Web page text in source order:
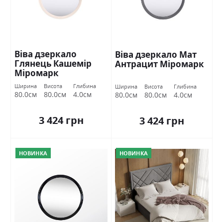
Віва дзеркало
Глянець Кашемір
Міромарк
Ширина
80.0см
Висота
80.0см
Глибина
4.0см
3 424 грн
Віва дзеркало Мат
Антрацит Міромарк
Ширина
80.0см
Висота
80.0см
Глибина
4.0см
3 424 грн
НОВИНКА НОВИНКА